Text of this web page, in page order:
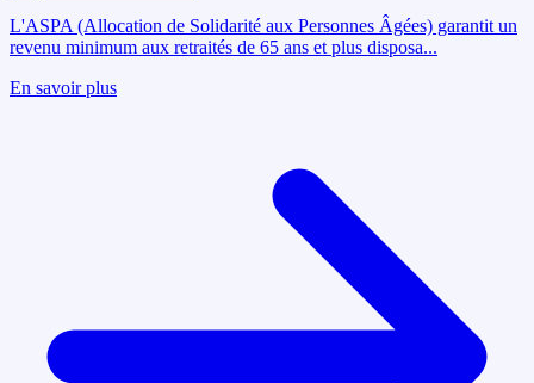
L'ASPA (Allocation de Solidarité aux Personnes Âgées) garantit un
revenu minimum aux retraités de 65 ans et plus disposa...
En savoir plus